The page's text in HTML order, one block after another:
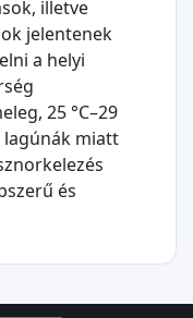
illetve
jelentenek
a helyi
25 °C–29
lagúnák miatt
és